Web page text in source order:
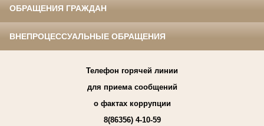
ОБРАЩЕНИЯ ГРАЖДАН
ВНЕПРОЦЕССУАЛЬНЫЕ ОБРАЩЕНИЯ
Телефон горячей линии
для приема сообщений
о фактах коррупции
8(86356) 4-10-59